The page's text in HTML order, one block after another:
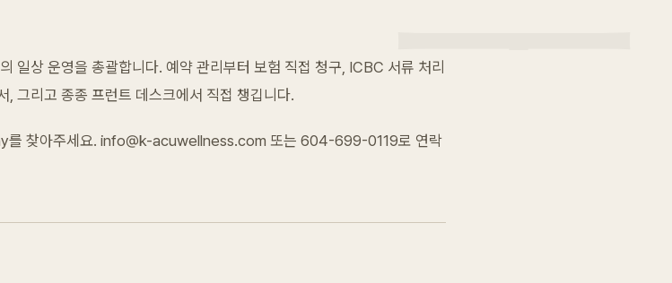
일상 운영을 총괄합니다. 예약 관리부터 보험 직접 청구, ICBC 서류 처리
그리고 종종 프런트 데스크에서 직접 챙깁니다.
를 찾아주세요. info@k-acuwellness.com 또는 604-699-0119로 연락